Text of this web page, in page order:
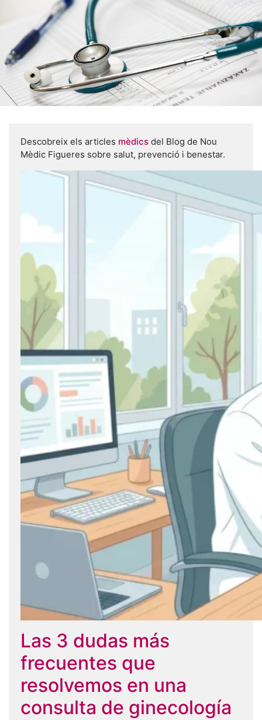
Descobreix els articles mèdics del Blog de Nou
Mèdic Figueres sobre salut, prevenció i benestar.
Las 3 dudas más
frecuentes que
resolvemos en una
consulta de ginecología